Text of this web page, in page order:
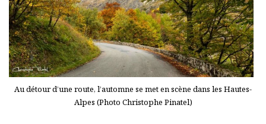
Au détour d’une route, l’automne se met en scène dans les Hautes-
Alpes (Photo Christophe Pinatel)